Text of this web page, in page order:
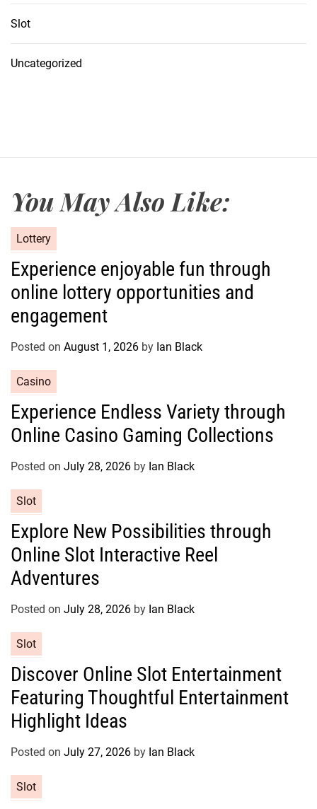
Slot
Uncategorized
You May Also Like:
a
e
o
r
s
Lottery
Experience enjoyable fun through
online lottery opportunities and
engagement
Posted on August 1, 2026 by Ian Black
a
e
o
e
s
Casino
Experience Endless Variety through
Online Casino Gaming Collections
Posted on July 28, 2026 by Ian Black
a
e
g
o
r
s
Slot
Explore New Possibilities through
Online Slot Interactive Reel
Adventures
Posted on July 28, 2026 by Ian Black
a
e
g
o
r
s
Slot
Discover Online Slot Entertainment
Featuring Thoughtful Entertainment
Highlight Ideas
Posted on July 27, 2026 by Ian Black
a
Slot